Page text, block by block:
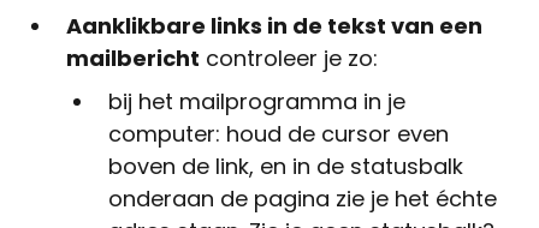
Aanklikbare links in de tekst van een
mailbericht controleer je zo:
bij het mailprogramma in je
computer: houd de cursor even
boven de link, en in de statusbalk
onderaan de pagina zie je het échte